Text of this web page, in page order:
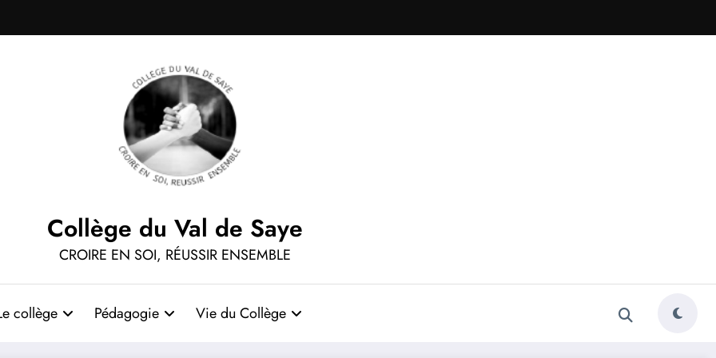
Collège du Val de Saye
CROIRE EN SOI, RÉUSSIR ENSEMBLE
collège Pédagogie Vie du Collège